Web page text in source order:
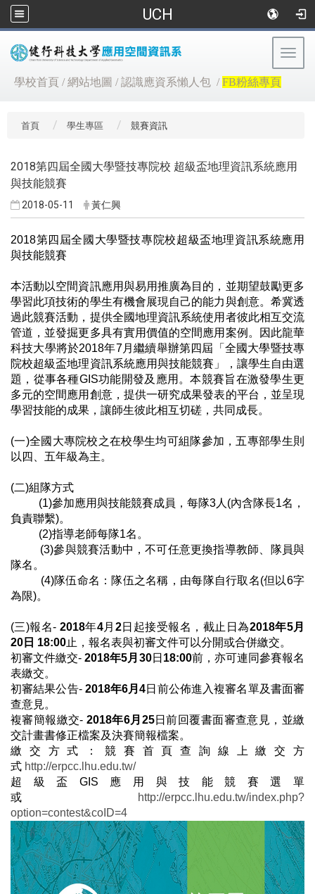
UCH
學校首頁 /網站地圖 /認識應資系懶人包 /FB粉絲專頁
首頁 學生專區 競賽資訊
2018第四屆全國大學暨技專院校 超級盃地理資訊系統應用
與技能競賽
2018-05-11 黃仁興
2018第四屆全國大學暨技專院校超級盃地理資訊系統應用
與技能競賽
本活動以空間資訊應用與易用推廣為目的，並期望鼓勵更多
學習此項技術的學生有機會展現自己的能力與創意。希冀透
過此競賽活動，提供全國地理資訊系統使用者彼此相互交流
管道，並發掘更多具有實用價值的空間應用案例。因此龍華
科技大學將於2018年7月繼續舉辦第四屆「全國大學暨技專
院校超級盃地理資訊系統應用與技能競賽」，讓學生自由選
題，從事各種GIS功能開發及應用。本競賽旨在激發學生更
多元的空間應用創意，提供一研究成果發表的平台，並呈現
學習技能的成果，讓師生彼此相互切磋，共同成長。
(一)全國大專院校之在校學生均可組隊參加，五專部學生則
以四、五年級為主。
(二)組隊方式
(1)參加應用與技能競賽成員，每隊3人(內含隊長1名，
負責聯繫)。
(2)指導老師每隊1名。
(3)參與競賽活動中，不可任意更換指導教師、隊員與
隊名。
(4)隊伍命名：隊伍之名稱，由每隊自行取名(但以6字
為限)。
(三)報名- 2018年4月 2日起接受報名，截止日為2018年5月
20 日 18:00止，報名表與初審文件可以分開或合併繳交。
初審文件繳交-2018年5月 30日 18:00前，亦可連同參賽報名
表繳交。
初審結果公告- 2018年6月4日前公佈進入複審名單及書面審
查意見。
複審簡報繳交- 2018年6月 25日前回覆書面審查意見，並繳
交計畫書修正檔案及決賽簡報檔案。
繳交方式：競賽首頁查詢線上繳交方
式 http://erpcc.lhu.edu.tw/
超級盃GIS應用與技能競賽選單
或
http://erpcc.lhu.edu.tw/index.php?
option=contest&coID=4